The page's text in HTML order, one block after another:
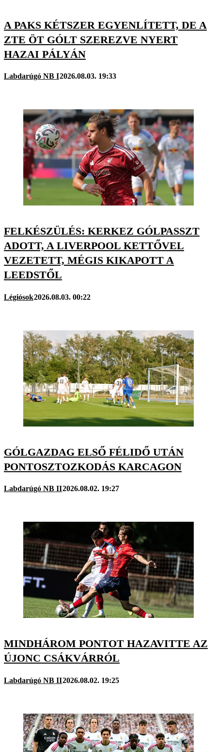
A PAKS KÉTSZER EGYENLÍTETT, DE A
ZTE ÖT GÓLT SZEREZVE NYERT
HAZAI PÁLYÁN
Labdarúgó NB I2026.08.03. 19:33
FELKÉSZÜLÉS: KERKEZ GÓLPASSZT
ADOTT, A LIVERPOOL KETTŐVEL
VEZETETT, MÉGIS KIKAPOTT A
LEEDSTŐL
Légiósok2026.08.03. 00:22
GÓLGAZDAG ELSŐ FÉLIDŐ UTÁN
PONTOSZTOZKODÁS KARCAGON
Labdarúgó NB II2026.08.02. 19:27
MINDHÁROM PONTOT HAZAVITTE AZ
ÚJONC CSÁKVÁRRÓL
Labdarúgó NB II2026.08.02. 19:25